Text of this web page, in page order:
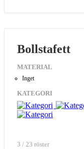
Bollstafett
MATERIAL
Inget
KATEGORI
3 / 23 röster